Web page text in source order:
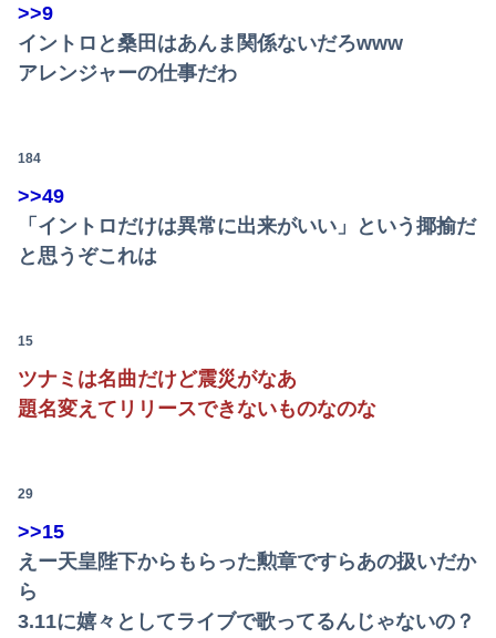
「昼間にあんなこと言った自分がバカ」と勝手に懺悔すら口にした営業
【画像】このレベルの貧乳ってｗｗｗ
AVの撮影現場、改めてガチでヤバすぎる…
新しい税を考えて日本を良くするスレ
「シャトレーゼ」とか言う店名、フランス人に馬鹿にされまくる
>>9
イントロと桑田はあんま関係ないだろwww
アレンジャーの仕事だわ
184
>>49
「イントロだけは異常に出来がいい」という揶揄だ
と思うぞこれは
15
ツナミは名曲だけど震災がなあ
題名変えてリリースできないものなのな
29
>>15
えー天皇陛下からもらった勲章ですらあの扱いだか
ら
3.11に嬉々としてライブで歌ってるんじゃないの？